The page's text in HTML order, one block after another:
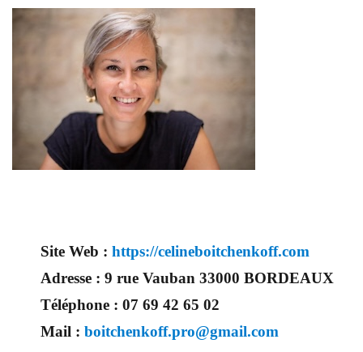
Site Web : https://celineboitchenkoff.com
Adresse : 9 rue Vauban 33000 BORDEAUX
Téléphone : 07 69 42 65 02
Mail : boitchenkoff.pro@gmail.com